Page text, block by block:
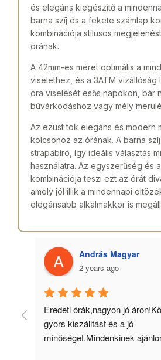
és elegáns kiegészítő a
barna szíj és a fekete számlap
kombinációja stílusos
órának.
A 42mm-es méret optimális a
viselethez, és a 3ATM vízállóság
óra viselését esős napokon, bár
búvárkodáshoz vagy mély
Az ezüst tok elegáns és modern
kölcsönöz az órának. A barna
strapabíró, így ideális választás
használatra. Az egyszerűség és
kombinációja teszi ezt az órát
amely jól illik a mindennapi
elegánsabb alkalmakkor is
András Magyar
2 years ago
Eredeti órák,nagyon jó
gyors kiszálitást és a jó
minőséget.Mindenkinek